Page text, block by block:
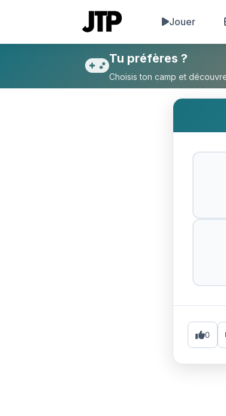
Jouer
Tu préfères Oui ou
Tu préfères ?
Choisis ton camp et
0